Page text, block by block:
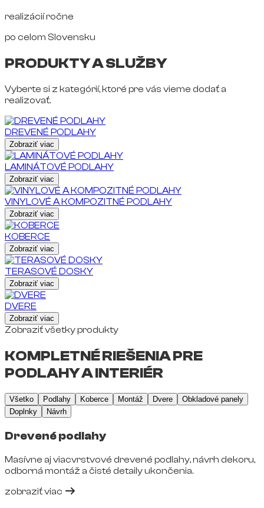
realizácií ročne
po celom Slovensku
PRODUKTY A SLUŽBY
Vyberte si z kategórií, ktoré pre vás vieme dodať a
realizovať.
DREVENÉ PODLAHY
Zobraziť viac
LAMINÁTOVÉ PODLAHY
Zobraziť viac
VINYLOVÉ A KOMPOZITNÉ PODLAHY
Zobraziť viac
KOBERCE
Zobraziť viac
TERASOVÉ DOSKY
Zobraziť viac
DVERE
Zobraziť viac
Zobraziť všetky produkty
KOMPLETNÉ RIEŠENIA PRE
PODLAHY A INTERIÉR
Všetko Podlahy Koberce Montáž Dvere
Obkladové panely
Doplnky
Návrh
Drevené podlahy
Masívne aj viacvrstvové drevené podlahy, návrh dekoru,
odborná montáž a čisté detaily ukončenia.
zobraziť viac